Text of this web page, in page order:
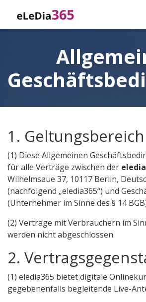
1. Geltungsbereich
(1) Diese Allgemeinen
für alle Verträge zwischen der
Wilhelmsaue 37, 10117 Berlin,
(nachfolgend „eledia365“) und
(Unternehmer im Sinne des § 14
(2) Verträge mit Verbrauchern im
werden nicht abgeschlossen.
2.
(1) eledia365 bietet digitale
gegebenenfalls begleitende Live-